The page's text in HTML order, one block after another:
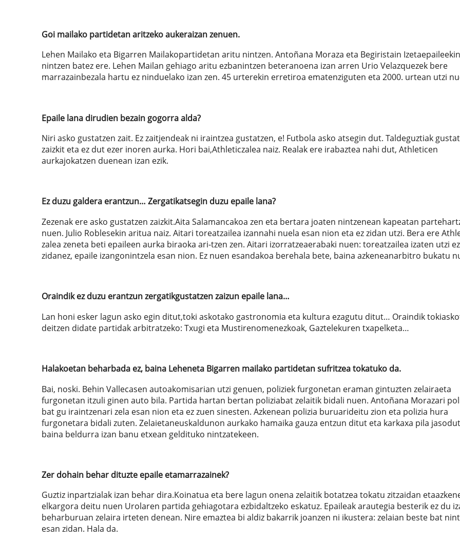
Goi mailako partidetan aritzeko aukeraizan zenuen.
Lehen Mailako eta Bigarren Mailakopartidetan aritu nintzen. Antoñana Moraza eta Begiristain
nintzen batez ere. Lehen Mailan gehiago aritu ezbanintzen beteranoena izan arren Urio Velazquezek bere
marrazainbezala hartu ez ninduelako izan zen. 45 urterekin erretiroa ematenziguten eta 2000. urtean utzi
Epaile lana dirudien bezain gogorra alda?
Niri asko gustatzen zait. Ez zaitjendeak ni iraintzea gustatzen, e! Futbola asko atsegin dut. Taldeguztiak
zaizkit eta ez dut ezer inoren aurka. Hori bai,Athleticzalea naiz. Realak ere irabaztea nahi dut, Athleticen
aurkajokatzen duenean izan ezik.
Ez duzu galdera erantzun… Zergatikatsegin duzu epaile lana?
Zezenak ere asko gustatzen zaizkit.Aita Salamancakoa zen eta bertara joaten nintzenean kapeatan
nuen. Julio Roblesekin aritua naiz. Aitari toreatzailea izannahi nuela esan nion eta ez zidan utzi. Bera ere
zalea zeneta beti epaileen aurka biraoka ari-tzen zen. Aitari izorratzeaerabaki nuen: toreatzailea izaten utzi ez
zidanez, epaile izangonintzela esan nion. Ez nuen esandakoa berehala bete, baina azkeneanarbitro bukatu
Oraindik ez duzu erantzun zergatikgustatzen zaizun epaile lana…
Lan honi esker lagun asko egin ditut,toki askotako gastronomia eta kultura ezagutu ditut… Oraindik
deitzen didate partidak arbitratzeko: Txugi eta Mustirenomenezkoak, Gaztelekuren txapelketa…
Halakoetan beharbada ez, baina Leheneta Bigarren mailako partidetan sufritzea tokatuko da.
Bai, noski. Behin Vallecasen autoakomisarian utzi genuen, poliziek furgonetan eraman gintuzten zelairaeta
furgonetan itzuli ginen auto bila. Partida hartan bertan poliziabat zelaitik bidali nuen. Antoñana Morazari
bat gu iraintzenari zela esan nion eta ez zuen sinesten. Azkenean polizia buruarideitu zion eta polizia hura
furgonetara bidali zuten. Zelaietaneuskaldunon aurkako hamaika gauza entzun ditut eta karkaxa pila
baina beldurra izan banu etxean geldituko nintzatekeen.
Zer dohain behar dituzte epaile etamarrazainek?
Guztiz inpartzialak izan behar dira.Koinatua eta bere lagun onena zelaitik botatzea tokatu zitzaidan
elkargora deitu nuen Urolaren partida gehiagotara ezbidaltzeko eskatuz. Epaileak arautegia besterik ez du
beharburuan zelaira irteten denean. Nire emaztea bi aldiz bakarrik joanzen ni ikustera: zelaian beste bat
esan zidan. Hala da.